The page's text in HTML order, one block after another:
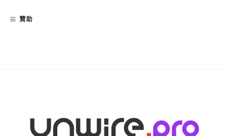
贊助